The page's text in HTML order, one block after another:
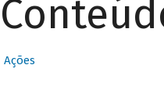
Ações